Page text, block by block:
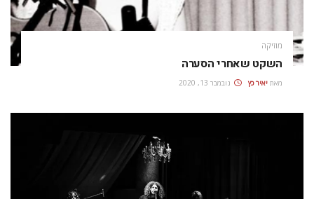
מוזיקה
השקט שאחרי הסערה
מאת יאיר כץ נובמבר 13, 2020